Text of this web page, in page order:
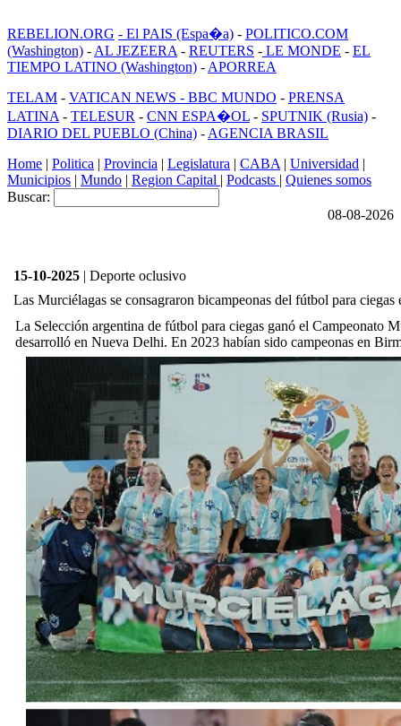
REBELION.ORG - El PAIS (Espa�a) - POLITICO.COM
(Washington) - AL JEZEERA - REUTERS - LE MONDE - EL
TIEMPO LATINO (Washington) - APORREA
TELAM - VATICAN NEWS - BBC MUNDO - PRENSA
LATINA - TELESUR - CNN ESPA�OL - SPUTNIK (Rusia) -
DIARIO DEL PUEBLO (China) - AGENCIA BRASIL
Home | Politica | Provincia | Legislatura | CABA | Universidad |
Municipios | Mundo | Region Capital | Podcasts | Quienes somos
Buscar:
08-08-2026
15-10-2025 | Deporte oclusivo
Las Murciélagas se consagraron bicampeonas del fútbol para ciegas
La Selección argentina de fútbol para ciegas ganó el Campeonato
desarrolló en Nueva Delhi. En 2023 habían sido campeonas en